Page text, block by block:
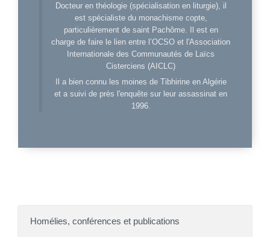
Docteur en théologie (spécialisation en liturgie), il
est spécialiste du monachisme copte,
particulièrement de saint Pachôme. Il est en
charge de faire le lien entre l’OCSO et l'Association
Internationale des Communautés de Laïcs
Cisterciens (AICLC)
Il a bien connu les moines de Tibhirine en Algérie
et a suivi de près l'enquête sur leur assassinat en
1996.
Homélies, conférences et publications